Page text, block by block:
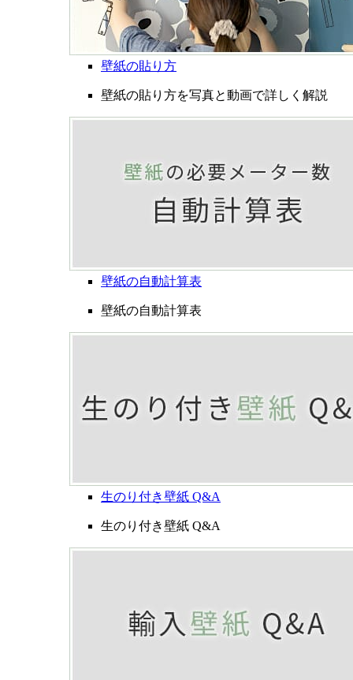
壁紙の貼り方
壁紙の貼り方を写真と動画で詳しく解説
壁紙の自動計算表
壁紙の自動計算表
生のり付き壁紙 Q&A
生のり付き壁紙 Q&A